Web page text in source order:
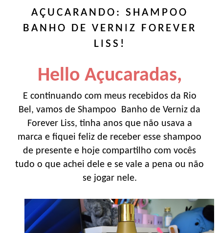
AÇUCARANDO: SHAMPOO
BANHO DE VERNIZ FOREVER
LISS!
Hello Açucaradas,
E continuando com meus recebidos da Rio
Bel, vamos de Shampoo Banho de Verniz da
Forever Liss, tinha anos que não usava a
marca e fiquei feliz de receber esse shampoo
de presente e hoje compartilho com vocês
tudo o que achei dele e se vale a pena ou não
se jogar nele.